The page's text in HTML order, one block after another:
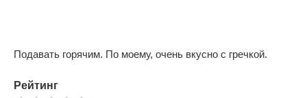
Подавать горячим. По моему, очень вкусно с гречкой.
Рейтинг